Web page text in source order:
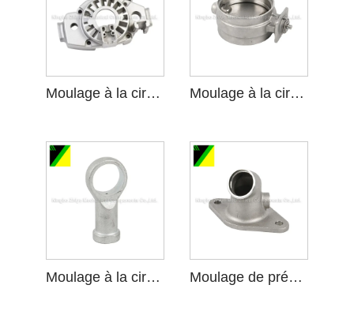
Moulage à la cire perdue de sol de silice d'acier allié Moulage à la cire perdue de sol de silice d'acier inoxydable
Moulage à la cire perdue en acier au carbone pour machines Moulage de précision de sol de silice d'acier inoxydable pour l'adaptateur de tuyau de carburant